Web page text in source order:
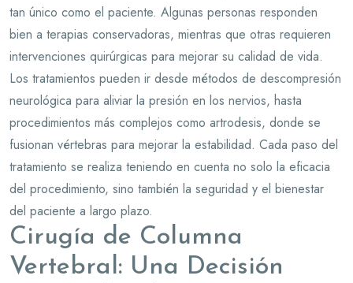
tan único como el paciente. Algunas personas responden
bien a terapias conservadoras, mientras que otras requieren
intervenciones quirúrgicas para mejorar su calidad de vida.
Los tratamientos pueden ir desde métodos de descompresión
neurológica para aliviar la presión en los nervios, hasta
procedimientos más complejos como artrodesis, donde se
fusionan vértebras para mejorar la estabilidad. Cada paso del
tratamiento se realiza teniendo en cuenta no solo la eficacia
del procedimiento, sino también la seguridad y el bienestar
del paciente a largo plazo.
Cirugía de Columna
Vertebral: Una Decisión